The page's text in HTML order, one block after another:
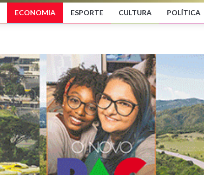
ECONOMIA ESPORTE CULTURA POLÍTICA